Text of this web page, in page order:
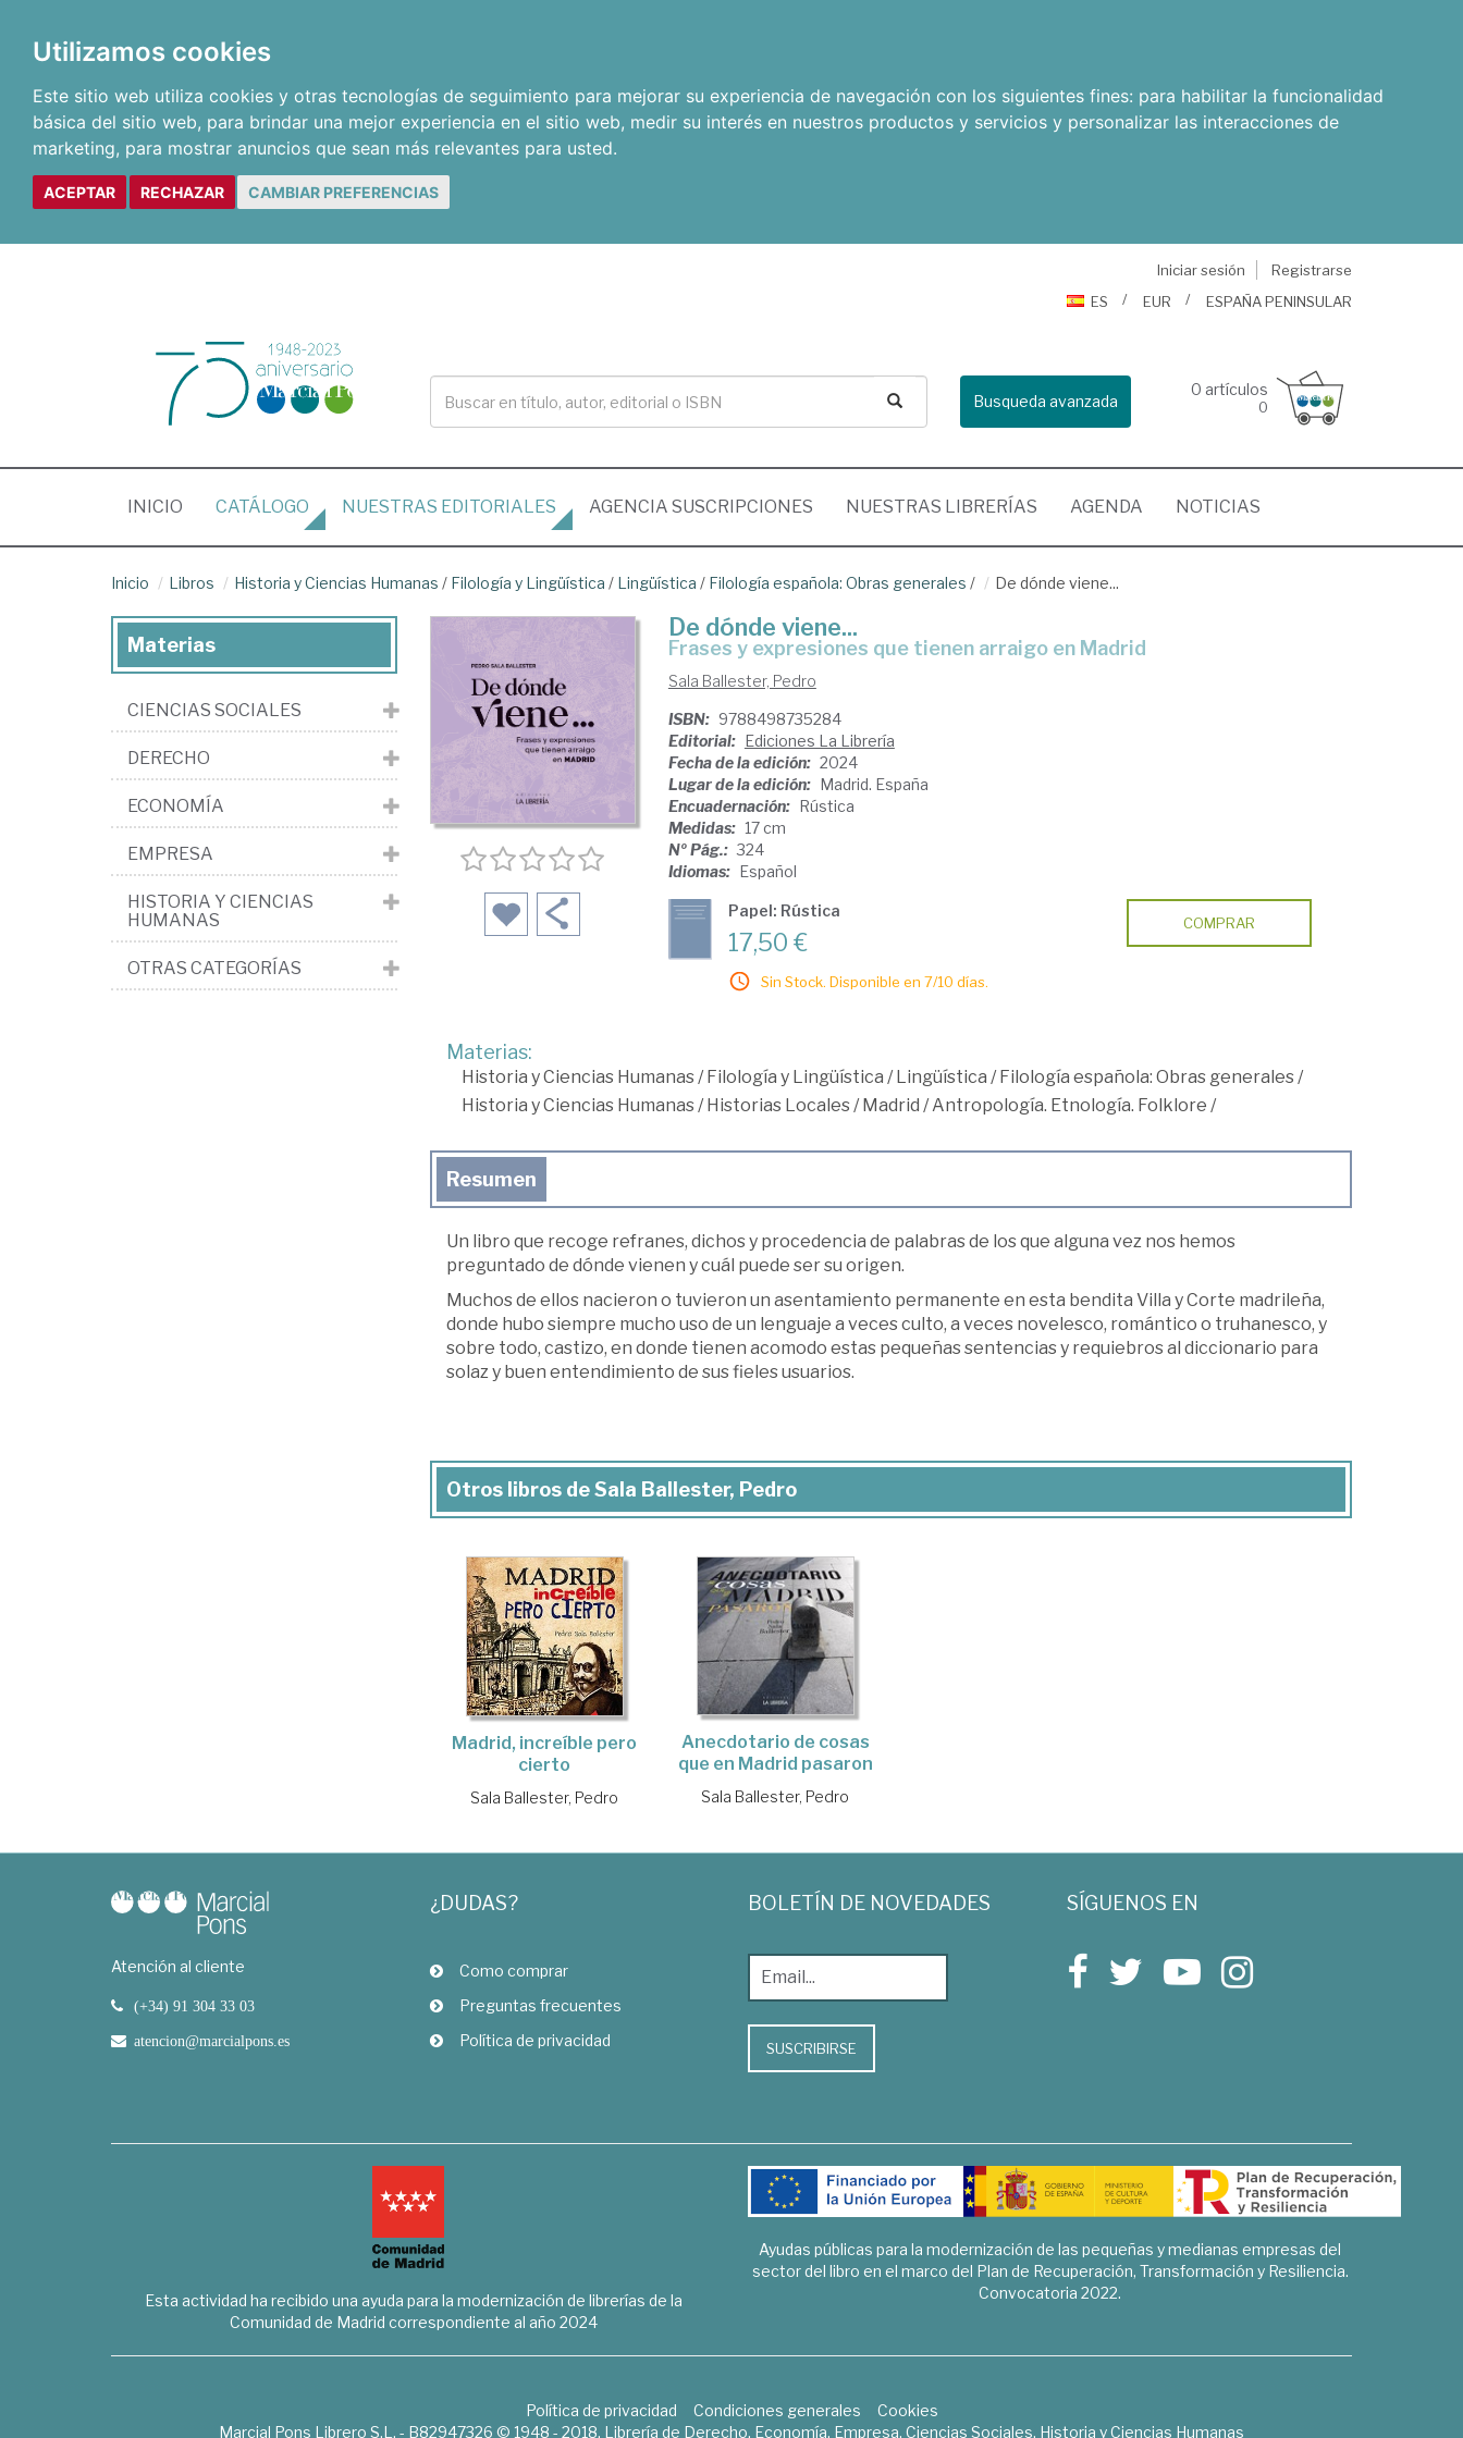
Utilizamos cookies
Este sitio web utiliza cookies y otras tecnologías de seguimiento para mejorar su experiencia de navegación con los siguientes fines: para habilitar la funcionalidad
básica del sitio web, para brindar una mejor experiencia en el sitio web, medir su interés en nuestros productos y servicios y personalizar las interacciones de
marketing, para mostrar anuncios que sean más relevantes para usted.
ACEPTAR RECHAZAR CAMBIAR PREFERENCIAS
Iniciar sesión
Registrarse
ES
EUR ESPAÑA PENINSULAR
Busqueda avanzada
0 artículos
0
INICIO (CURRENT)
CATÁLOGO NUESTRAS EDITORIALES AGENCIA SUSCRIPCIONES NUESTRAS LIBRERÍAS AGENDA NOTICIAS
Inicio Libros Historia y Ciencias Humanas / Filología y Lingüística / Lingüística / Filología española: Obras generales / De dónde viene...
De dónde viene...
frases y expresiones que tienen arraigo en Madrid
Sala Ballester, Pedro
ISBN: 9788498735284
Editorial: Ediciones La Librería
Fecha de la edición: 2024
Lugar de la edición: Madrid. España
Encuadernación: Rústica
Medidas: 17 cm
Nº Pág.: 324
Idiomas: Español
Papel: Rústica
17,50 €
Sin Stock. Disponible en 7/10 días.
COMPRAR
Materias:
Historia y Ciencias Humanas/Filología y Lingüística /Lingüística /Filología española: Obras generales/
Historia y Ciencias Humanas/Historias Locales/Madrid /Antropología. Etnología. Folklore /
Resumen
Un libro que recoge refranes, dichos y procedencia de palabras de los que alguna vez nos hemos
preguntado de dónde vienen y cuál puede ser su origen.
Muchos de ellos nacieron o tuvieron un asentamiento permanente en esta bendita Villa y Corte madrileña,
donde hubo siempre mucho uso de un lenguaje a veces culto, a veces novelesco, romántico o truhanesco, y
sobre todo, castizo, en donde tienen acomodo estas pequeñas sentencias y requiebros al diccionario para
solaz y buen entendimiento de sus fieles usuarios.
Otros libros de Sala Ballester, Pedro
Madrid, increíble pero
cierto
Sala Ballester, Pedro
Anecdotario de cosas
que en Madrid pasaron
Sala Ballester, Pedro
Materias
CIENCIAS SOCIALES
DERECHO
ECONOMÍA
EMPRESA
HISTORIA Y CIENCIAS
HUMANAS
OTRAS CATEGORÍAS
Atención al cliente
(+34) 91 304 33 03
atencion@marcialpons.es
¿DUDAS?
Como comprar
Preguntas frecuentes
Política de privacidad
BOLETÍN DE NOVEDADES
SUSCRIBIRSE
SÍGUENOS EN
Esta actividad ha recibido una ayuda para la modernización de librerías de la
Comunidad de Madrid correspondiente al año 2024
Ayudas públicas para la modernización de las pequeñas y medianas empresas del
sector del libro en el marco del Plan de Recuperación, Transformación y Resiliencia.
Convocatoria 2022.
Política de privacidad Condiciones generales
Cookies
Marcial Pons Librero S.L. - B82947326 © 1948 - 2018. Librería de Derecho, Economía, Empresa, Ciencias Sociales, Historia y Ciencias Humanas